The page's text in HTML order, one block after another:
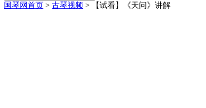
国琴网首页 > 古琴视频 > 【试看】《天问》讲解